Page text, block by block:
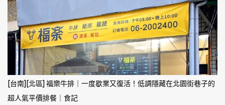
[台南][北區] 福樂牛排｜一度歇業又復活！低調隱藏在北園街巷子的
超人氣平價排餐｜食記